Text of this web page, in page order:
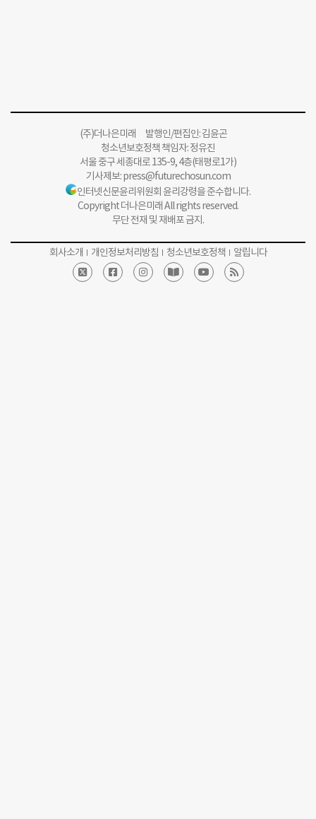
(주)더나은미래 발행인/편집인: 김윤곤
청소년보호정책 책임자: 정유진
서울 중구 세종대로 135-9, 4층(태평로1가)
기사제보:press@futurechosun.com
인터넷신문윤리위원회 윤리강령을 준수합니다.
Copyright 더나은미래 All rights reserved.
무단 전재 및 재배포 금지.
회사소개 개인정보처리방침 청소년보호정책 알립니다